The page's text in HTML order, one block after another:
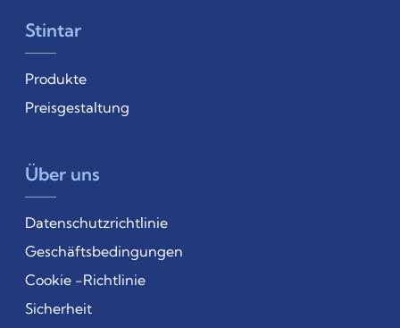
Stintar
Produkte
Preisgestaltung
Über uns
Datenschutzrichtlinie
Geschäftsbedingungen
Cookie -Richtlinie
Sicherheit